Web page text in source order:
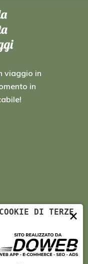
viaggio in
in
×
DI TERZE